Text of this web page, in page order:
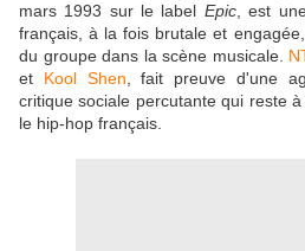
mars 1993 sur le label Epic, est
français, à la fois brutale et
du groupe dans la scène musicale.
et Kool Shen , fait preuve d'une
critique sociale percutante qui reste
le hip-hop français.